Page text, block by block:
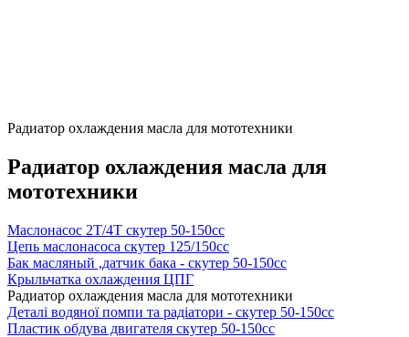
Радиатор охлаждения масла для мототехники
Радиатор охлаждения масла для
мототехники
Маслонасос 2Т/4Т скутер 50-150сс
Цепь маслонасоса скутер 125/150сс
Бак масляный ,датчик бака - скутер 50-150сс
Крыльчатка охлаждения ЦПГ
Радиатор охлаждения масла для мототехники
Деталі водяної помпи та радіатори - скутер 50-150cc
Пластик обдува двигателя скутер 50-150сс